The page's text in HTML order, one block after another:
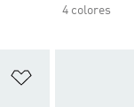
4 colores
Añadir a la